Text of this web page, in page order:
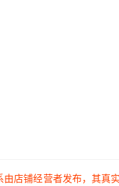
店铺经营者发布，其真